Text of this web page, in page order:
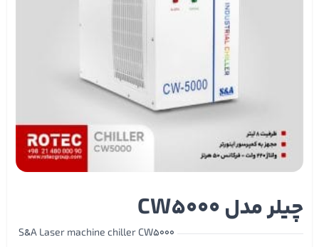
چیلر مدل CW5000
S&A Laser machine chiller CW5000